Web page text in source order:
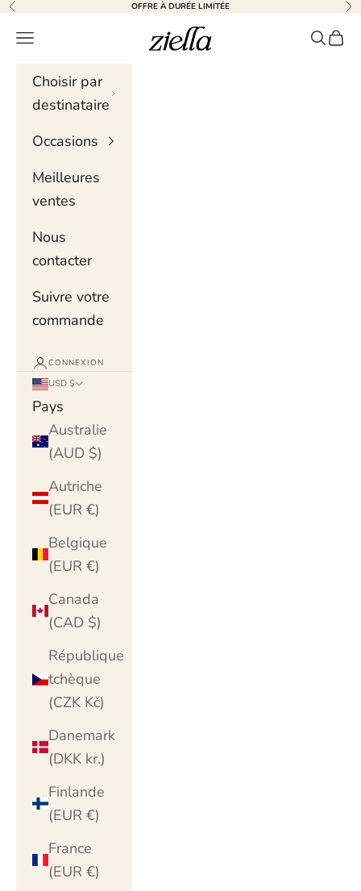
Skip to content
Précédent OFFRE À DURÉE LIMITÉE
Ziella
Menu de navigation
Choisir par
destinataire
Occasions
Meilleures
ventes
Nous
contacter
Suivre votre
commande
CONNEXION
USD $
Pays
Australie
(AUD $)
Autriche
(EUR €)
Belgique
(EUR €)
Canada
(CAD $)
République
tchèque
(CZK Kč)
Danemark
(DKK kr.)
Finlande
(EUR €)
France
(EUR €)